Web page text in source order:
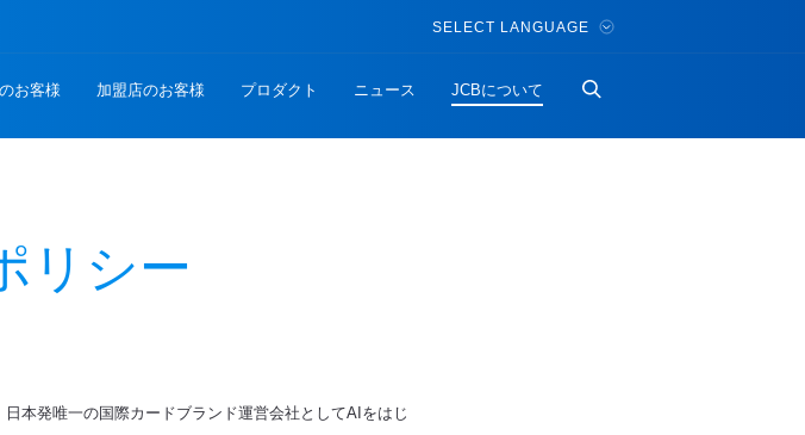
SELECT LANGUAGE
お客様 加盟店のお客様 プロダクト ニュース JCBについて
リシー
本発唯一の国際カードブランド運営会社としてAIをはじ